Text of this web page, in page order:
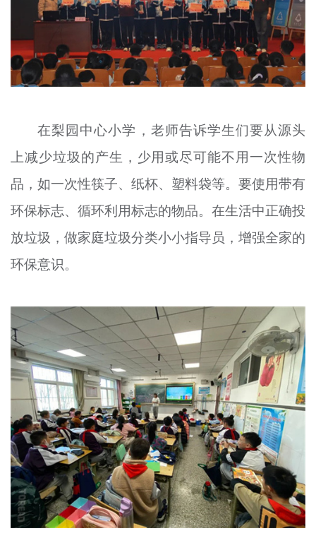
在梨园中心小学，老师告诉学生们要从源头
上减少垃圾的产生，少用或尽可能不用一次性物
品，如一次性筷子、纸杯、塑料袋等。要使用带有
环保标志、循环利用标志的物品。在生活中正确投
放垃圾，做家庭垃圾分类小小指导员，增强全家的
环保意识。